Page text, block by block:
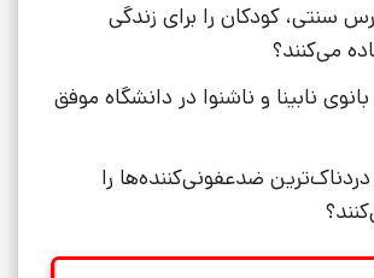
سنتی، کودکان را برای زندگی
می‌کنند؟
نابینا و ناشنوا در دانشگاه موفق
دردناک‌ترین ضدعفونی‌کننده‌ها را